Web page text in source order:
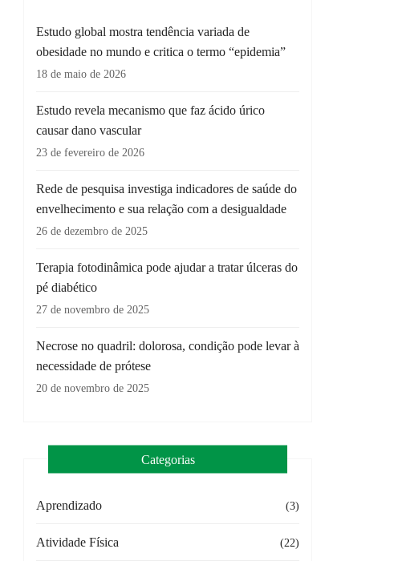
Estudo global mostra tendência variada de
obesidade no mundo e critica o termo “epidemia”
18 de maio de 2026
Estudo revela mecanismo que faz ácido úrico
causar dano vascular
23 de fevereiro de 2026
Rede de pesquisa investiga indicadores de saúde do
envelhecimento e sua relação com a desigualdade
26 de dezembro de 2025
Terapia fotodinâmica pode ajudar a tratar úlceras do
pé diabético
27 de novembro de 2025
Necrose no quadril: dolorosa, condição pode levar à
necessidade de prótese
20 de novembro de 2025
Categorias
Aprendizado (3)
Atividade Física (22)